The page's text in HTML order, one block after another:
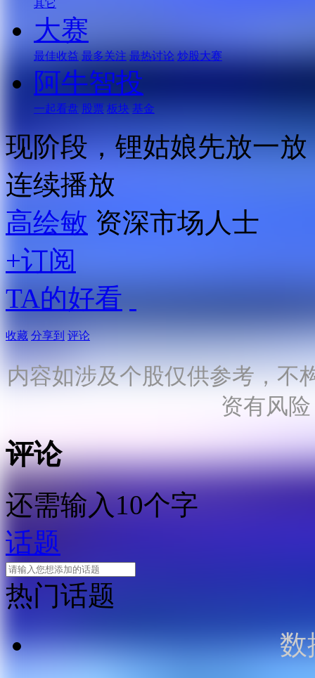
其它
大赛
最佳收益 最多关注 最热讨论 炒股大赛
阿牛智投
一起看盘 股票 板块 基金
现阶段，锂姑娘先放一放
连续播放
高绘敏 资深市场人士
+订阅
TA的好看
收藏 分享到 评论
内容如涉及个股仅供参考，不
资有风
评论
还需输入10个字
话题
热门话题
数